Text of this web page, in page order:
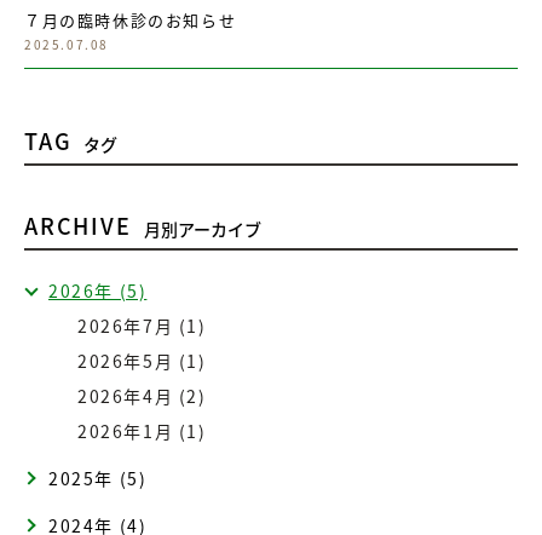
７月の臨時休診のお知らせ
2025.07.08
TAG タグ
ARCHIVE 月別アーカイブ
2026年 (5)
2026年7月 (1)
2026年5月 (1)
2026年4月 (2)
2026年1月 (1)
2025年 (5)
2024年 (4)